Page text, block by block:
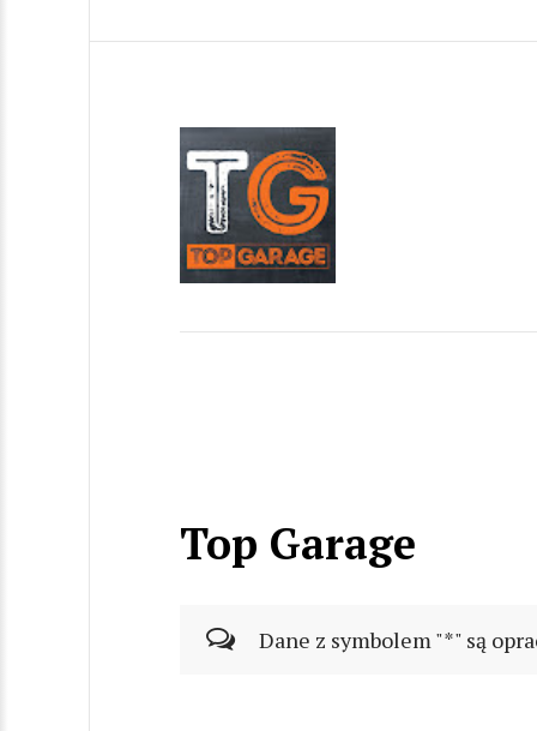
Top Garage
Dane z symbolem "*" są